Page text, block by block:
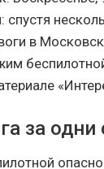
в
за одни